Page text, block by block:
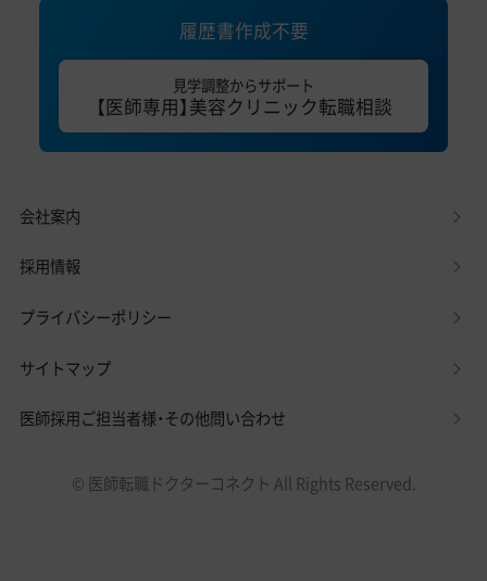
履歴書作成不要
見学調整からサポート
【医師専用】美容クリニック転職相談
会社案内
採用情報
プライバシーポリシー
サイトマップ
医師採用ご担当者様・その他問い合わせ
© 医師転職ドクターコネクト All Rights Reserved.